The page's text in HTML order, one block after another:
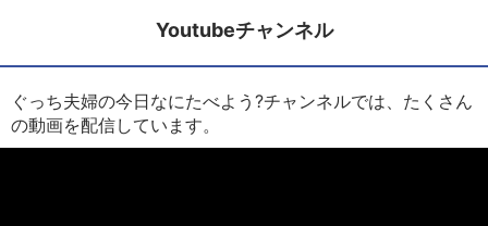
Youtubeチャンネル
ぐっち夫婦の今日なにたべよう?チャンネルでは、たくさん
の動画を配信しています。